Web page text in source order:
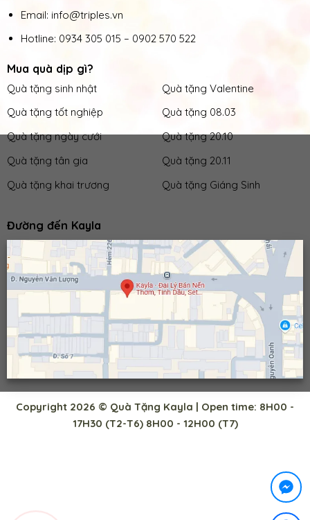
Email: info@triples.vn
Hotline: 0934 305 015 – 0902 570 522
Mua quà dịp gì?
Quà tặng sinh nhật
Quà tặng tốt nghiệp
Quà tặng ngày cưới
Quà tặng tân gia
Quà tặng khai trương
Quà tặng Valentine
Quà tặng 08.03
Quà tặng 20.10
Quà tặng 20.11
Quà tặng Giáng Sinh
Đường đến Kayla
Copyright 2026 © Quà Tặng Kayla | Open time: 8H00 -
17H30 (T2-T6) 8H00 - 12H00 (T7)